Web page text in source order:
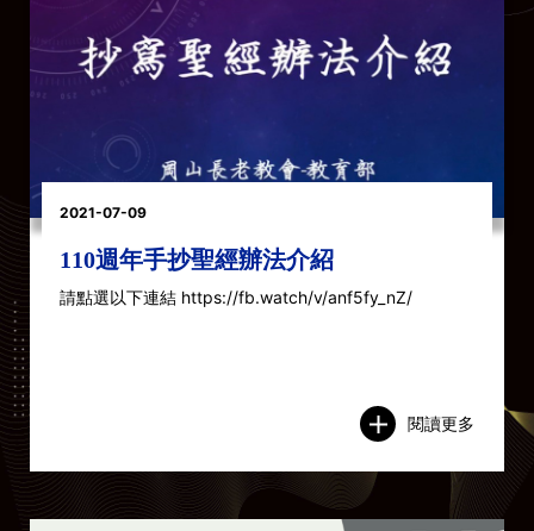
2021-07-09
110週年手抄聖經辦法介紹
請點選以下連結 https://fb.watch/v/anf5fy_nZ/
閱讀更多